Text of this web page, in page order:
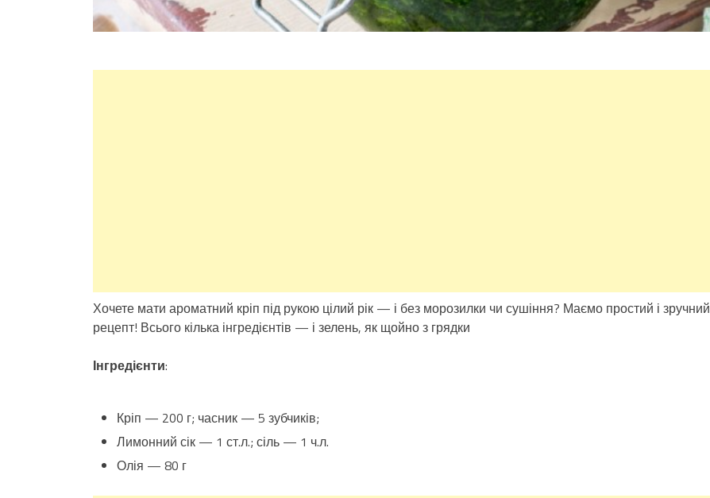
Хочете мати ароматний кріп під рукою цілий рік — і без морозилки чи сушіння? Маємо простий і зручний
рецепт! Всього кілька інгредієнтів — і зелень, як щойно з грядки
Інгредієнти:
Кріп — 200 г; часник — 5 зубчиків;
Лимонний сік — 1 ст.л.; сіль — 1 ч.л.
Олія — 80 г